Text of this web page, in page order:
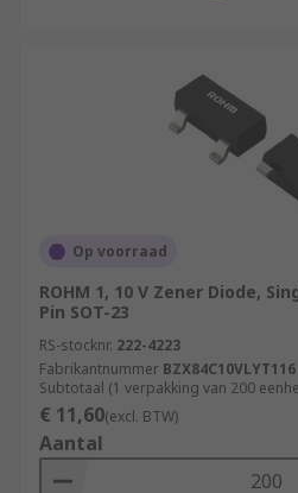
Op voorraad
ROHM 1, 10 V Zener Diode,
Pin SOT-23
RS-stocknr. 222-4223
Fabrikantnummer BZX84C10VLYT116
Subtotaal (1 verpakking van 200
€ 11,60(excl. BTW)
Aantal